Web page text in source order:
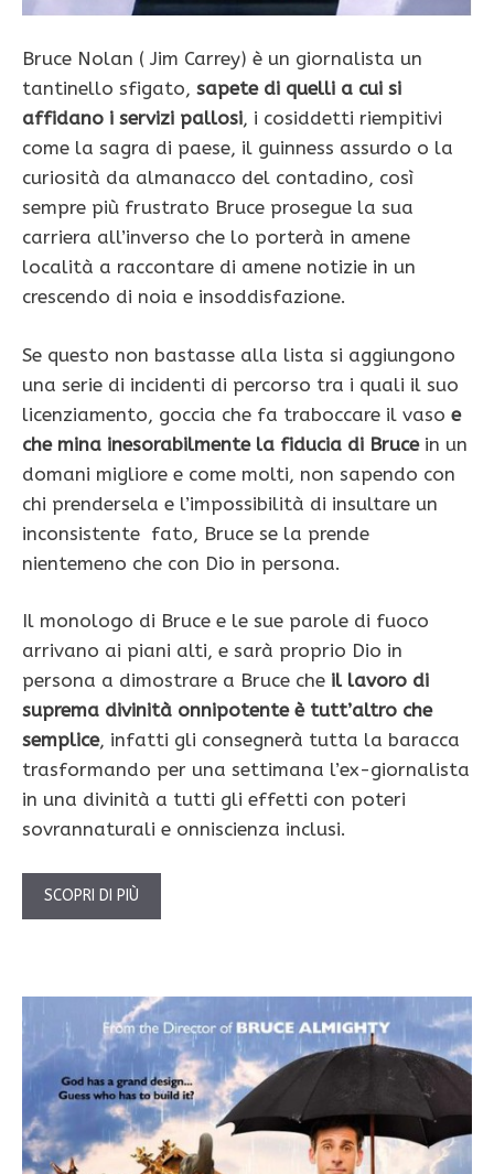
Bruce Nolan ( Jim Carrey) è un giornalista un
tantinello sfigato, sapete di quelli a cui si
affidano i servizi pallosi, i cosiddetti riempitivi
come la sagra di paese, il guinness assurdo o la
curiosità da almanacco del contadino, così
sempre più frustrato Bruce prosegue la sua
carriera all’inverso che lo porterà in amene
località a raccontare di amene notizie in un
crescendo di noia e insoddisfazione.
Se questo non bastasse alla lista si aggiungono
una serie di incidenti di percorso tra i quali il suo
licenziamento, goccia che fa traboccare il vaso e
che mina inesorabilmente la fiducia di Brucein un
domani migliore e come molti, non sapendo con
chi prendersela e l’impossibilità di insultare un
inconsistente fato, Bruce se la prende
nientemeno che con Dio in persona.
Il monologo di Bruce e le sue parole di fuoco
arrivano ai piani alti, e sarà proprio Dio in
persona a dimostrare a Bruce che il lavoro di
suprema divinità onnipotente è tutt’altro che
semplice, infatti gli consegnerà tutta la baracca
trasformando per una settimana l’ex-giornalista
in una divinità a tutti gli effetti con poteri
sovrannaturali e onniscienza inclusi.
SCOPRI DI PIÙ